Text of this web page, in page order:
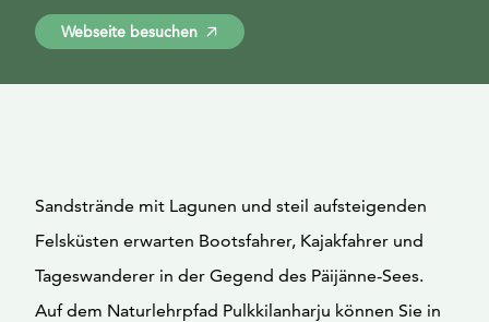
Webseite besuchen
Sandstrände mit Lagunen und steil aufsteigenden
Felsküsten erwarten Bootsfahrer, Kajakfahrer und
Tageswanderer in der Gegend des Päijänne-Sees.
Auf dem Naturlehrpfad Pulkkilanharju können Sie in